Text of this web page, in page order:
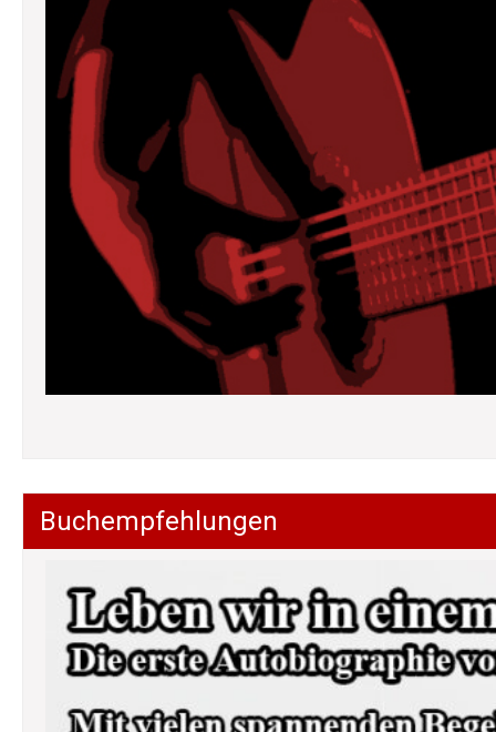
Buchempfehlungen